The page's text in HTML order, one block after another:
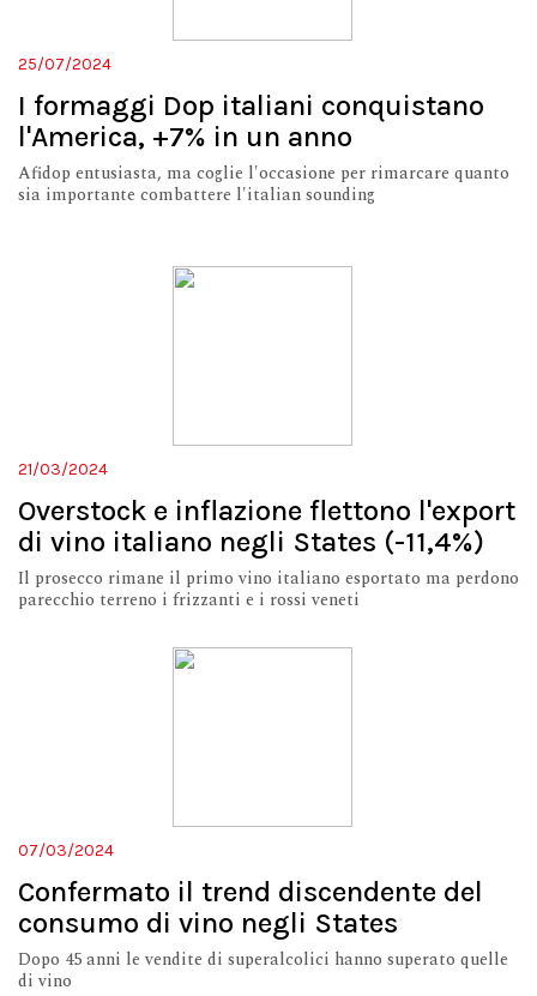
25/07/2024
I formaggi Dop italiani conquistano
l'America, +7% in un anno
Afidop entusiasta, ma coglie l'occasione per rimarcare quanto
sia importante combattere l'italian sounding
21/03/2024
Overstock e inflazione flettono l'export
di vino italiano negli States (-11,4%)
Il prosecco rimane il primo vino italiano esportato ma perdono
parecchio terreno i frizzanti e i rossi veneti
07/03/2024
Confermato il trend discendente del
consumo di vino negli States
Dopo 45 anni le vendite di superalcolici hanno superato quelle
di vino